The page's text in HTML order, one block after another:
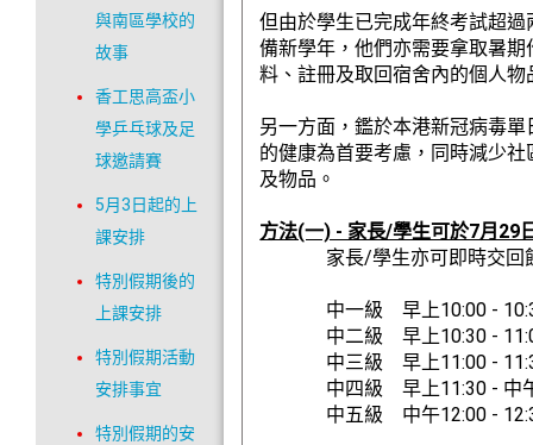
但由於學生已完成年終考試超
備新學年，他們亦需要拿取暑
料、註冊及取回宿舍內的個人物
另一方面，鑑於本港新冠病毒
的健康為首要考慮，同時減少
及物品。
方法(一) - 家長/學生可於7月29
家長/學生亦可即時交回飯
中一級 早上10:00 -
中二級 早上10:30 -
中三級 早上11:00 -
中四級 早上11:30 - 中午
中五級 中午12:00 -
與南區學校的
故事
香工思高盃小
學乒乓球及足
球邀請賽
5月3日起的上
課安排
特別假期後的
上課安排
特別假期活動
安排事宜
特別假期的安